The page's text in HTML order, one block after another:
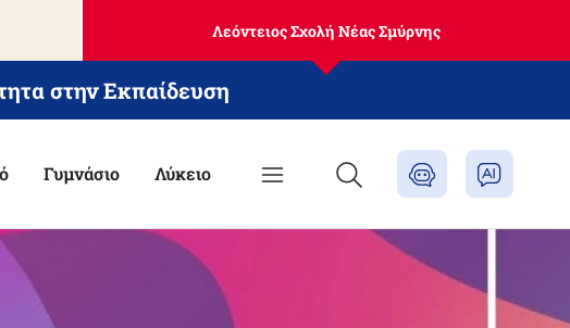
Λεόντειος Σχολή Νέας Σμύρνης
στην Εκπαίδευση
Γυμνάσιο Λύκειο